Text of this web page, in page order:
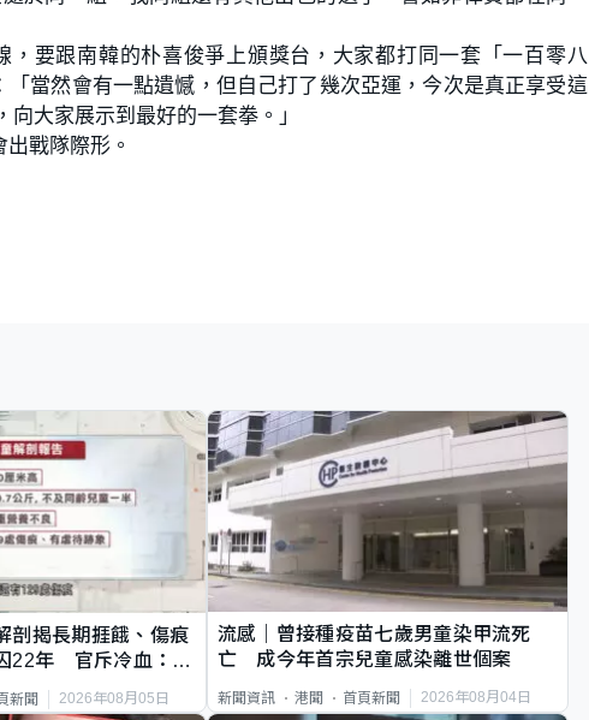
要跟南韓的朴喜俊爭上頒獎台，大家都打同一套「一百零八
當然會有一點遺憾，但自己打了幾次亞運，今次是真正享受這
大家展示到最好的一套拳。」
戰隊際形。
剖揭長期捱餓、傷痕
22年 官斥冷血：同
新聞 2026年08月05日
流感｜曾接種疫苗七歲男童染甲流死
亡 成今年首宗兒童感染離世個案
新聞資訊 港聞 首頁新聞 2026年08月04日